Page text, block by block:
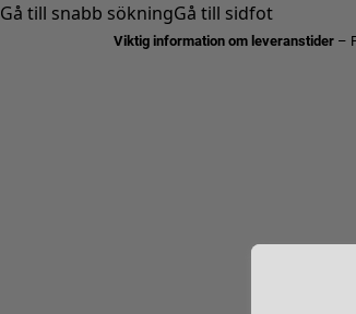
Gå till snabb sökningGå till sidfot
Viktig information om leveranstider –